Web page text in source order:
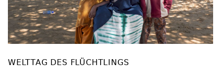
WELTTAG DES FLÜCHTLINGS